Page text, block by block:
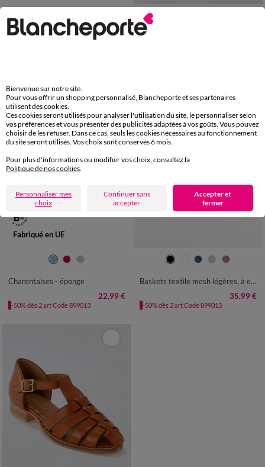
39
Mules plates à pois
Mules brides scratchées
Fabriqué en UE
37 38 39
Charentaises - éponge
22,99 €
-50% dès 2 art Code 899013
36 37 38 39 40
Baskets textile mesh légères, à enfiler
35,99 €
-50% dès 2 art Code 899013
Bienvenue sur notre site.
Pour vous offrir un shopping personnalisé, Blancheporte et ses partenaires
utilisent des cookies.
Ces cookies seront utilisés pour analyser l'utilisation du site, le personnaliser selon
vos préférences et vous présenter des publicités adaptées à vos goûts. Vous pouvez
choisir de les refuser. Dans ce cas, seuls les cookies nécessaires au fonctionnement
du site seront utilisés. Vos choix sont conservés 6 mois.
Pour plus d'informations ou modifier vos choix, consultez la
Politique de nos cookies.
Personnaliser mes
choix
Continuer sans
accepter
Accepter et
fermer